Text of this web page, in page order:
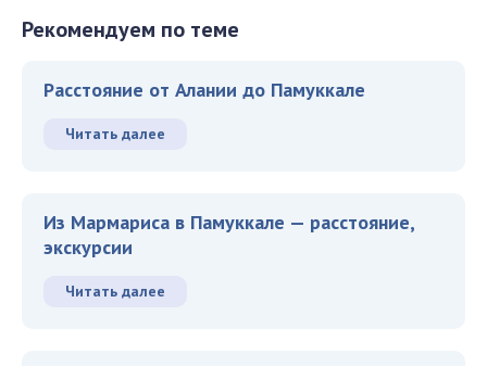
Рекомендуем по теме
Расстояние от Алании до Памуккале
Читать далее
Из Мармариса в Памуккале — расстояние,
экскурсии
Читать далее